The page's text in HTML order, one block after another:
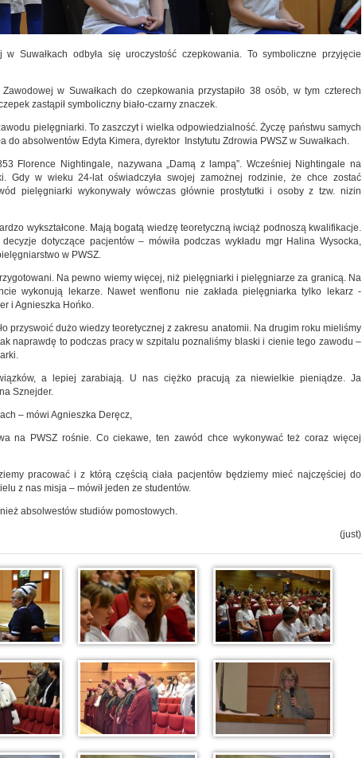
Suwałkach odbyła się uroczystość czepkowania. To symboliczne przyjęcie
w Suwałkach do czepkowania przystapiło 38 osób, w tym czterech
zastąpił symboliczny biało-czarny znaczek.
pielęgniarki. To zaszczyt i wielka odpowiedzialność. Życzę państwu samych
do absolwentów Edyta Kimera, dyrektor Instytutu Zdrowia PWSZ w Suwałkach.
Florence Nightingale, nazywana „Damą z lampą”. Wcześniej Nightingale na
Gdy w wieku 24-lat oświadczyła swojej zamożnej rodzinie, że chce zostać
pielęgniarki wykonywały wówczas głównie prostytutki i osoby z tzw. nizin
wykształcone. Mają bogatą wiedzę teoretyczną iwciąż podnoszą kwalifikacje.
dotyczące pacjentów – mówiła podczas wykładu mgr Halina Wysocka,
w PWSZ.
Na pewno wiemy więcej, niż pielęgniarki i pielęgniarze za granicą. Na
wykonują lekarze. Nawet wenflonu nie zakłada pielęgniarka tylko lekarz -
i Agnieszka Hońko.
przyswoić dużo wiedzy teoretycznej z zakresu anatomii. Na drugim roku mieliśmy
naprawdę to podczas pracy w szpitalu poznaliśmy blaski i cienie tego zawodu –
a lepiej zarabiają. U nas ciężko pracują za niewielkie pieniądze. Ja
Sznejder.
– mówi Agnieszka Deręcz,
na PWSZ rośnie. Co ciekawe, ten zawód chce wykonywać też coraz więcej
pracować i z którą częścią ciała pacjentów będziemy mieć najczęściej do
z nas misja – mówił jeden ze studentów.
absolwestów studiów pomostowych.
(just)